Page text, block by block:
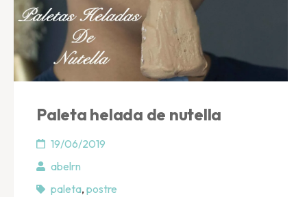
Paleta helada de nutella
19/06/2019
abelrn
paleta, postre